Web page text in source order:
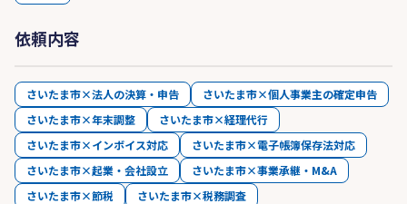
依頼内容
さいたま市×法人の決算・申告
さいたま市×個人事業主の確定申告
さいたま市×年末調整
さいたま市×経理代行
さいたま市×インボイス対応
さいたま市×電子帳簿保存法対応
さいたま市×起業・会社設立
さいたま市×事業承継・M&A
さいたま市×節税
さいたま市×税務調査